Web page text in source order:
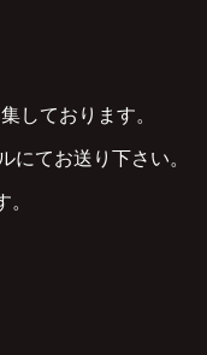
しております。
てお送り下さい。